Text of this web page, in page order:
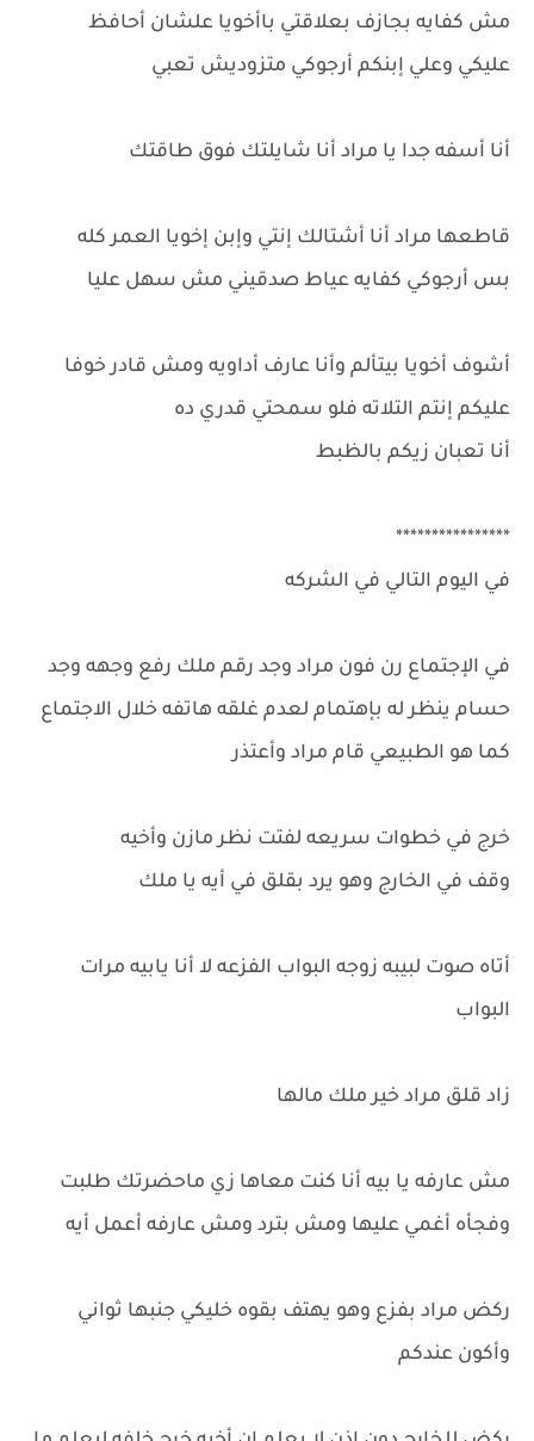
مش كفايه بجازف بعلاقتي باأخويا علشان أحافظ
عليكي وعلي إبنكم أرجوكي متزوديش تعبي
أنا أسفه جدا يا مراد أنا شايلتك فوق طاقتك
قاطعها مراد أنا أشتالك إنتي وإبن إخويا العمر كله
بس أرجوكي كفايه عياط صدقيني مش سهل عليا
أشوف أخويا بيتألم وأنا عارف أداويه ومش قادر خوفا
عليكم إنتم التلاته فلو سمحتي قدري ده
أنا تعبان زيكم بالظبط
****************
في اليوم التالي في الشركه
في الإجتماع رن فون مراد وجد رقم ملك رفع وجهه وجد
حسام ينظر له بإهتمام لعدم غلقه هاتفه خلال الاجتماع
كما هو الطبيعي قام مراد وأعتذر
خرج في خطوات سريعه لفتت نظر مازن وأخيه
وقف في الخارج وهو يرد بقلق في أيه يا ملك
أتاه صوت لبيبه زوجه البواب الفزعه لا أنا يابيه مرات
البواب
زاد قلق مراد خير ملك مالها
مش عارفه يا بيه أنا كنت معاها زي ماحضرتك طلبت
وفجأه أغمي عليها ومش بترد ومش عارفه أعمل أيه
ركض مراد بفزع وهو يهتف بقوه خليكي جنبها ثواني
وأكون عندكم